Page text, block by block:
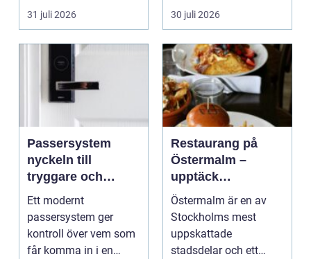
31 juli 2026
timmerhus är ett lå...
30 juli 2026
Passersystem
nyckeln till
tryggare och
smidigare tillträde
Ett modernt
passersystem ger
kontroll över vem som
får komma in i en
Restaurang på
Östermalm –
upptäck
matupplevelser i
en av Stockholms
mest attraktiva
stadsdelar
Östermalm är en av
Stockholms mest
uppskattade
stadsdelar och ett